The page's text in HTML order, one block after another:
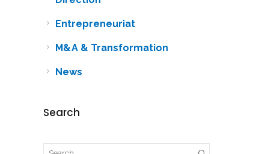
Entrepreneuriat
M&A & Transformation
News
Search